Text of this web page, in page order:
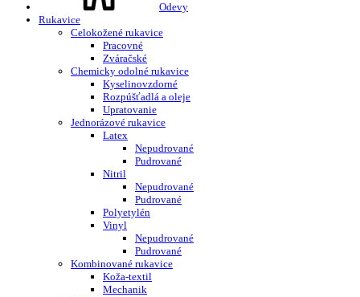
Odevy
Rukavice
Celokožené rukavice
Pracovné
Zváračské
Chemicky odolné rukavice
Kyselinovzdorné
Rozpúšťadlá a oleje
Upratovanie
Jednorázové rukavice
Latex
Nepudrované
Pudrované
Nitril
Nepudrované
Pudrované
Polyetylén
Vinyl
Nepudrované
Pudrované
Kombinované rukavice
Koža-textil
Mechanik